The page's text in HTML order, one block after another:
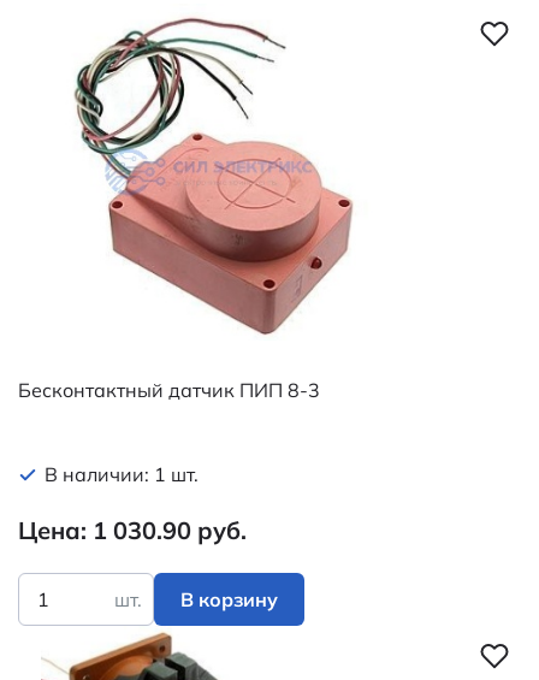
Бесконтактный датчик ПИП 8-3
В наличии: 1 шт.
Цена: 1 030.90 руб.
шт. В корзину